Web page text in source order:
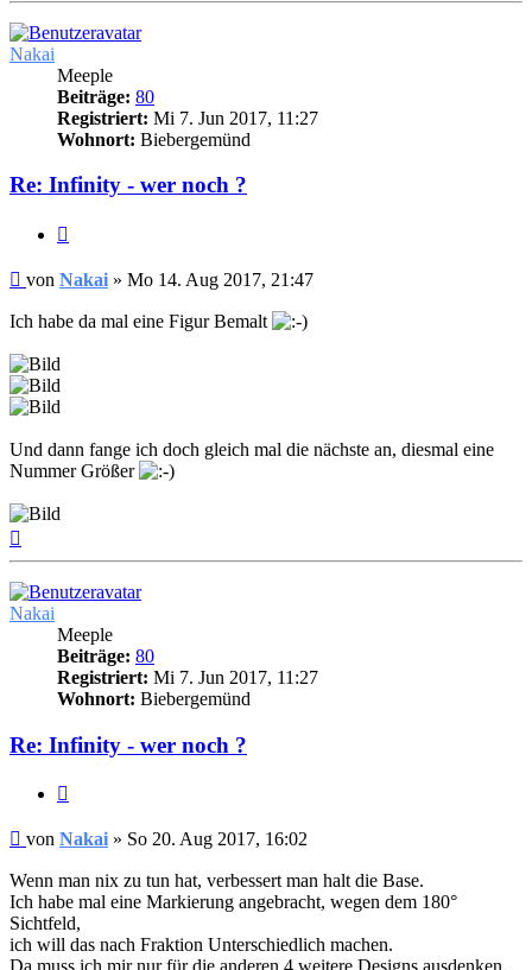
Nakai
Meeple
Beiträge: 80
Registriert: Mi 7. Jun 2017, 11:27
Wohnort: Biebergemünd
Re: Infinity - wer noch ?
Beitrag
von Nakai » Mo 14. Aug 2017, 21:47
Ich habe da mal eine Figur Bemalt
Und dann fange ich doch gleich mal die nächste an, diesmal eine
Nummer Größer
Nakai
Meeple
Beiträge: 80
Registriert: Mi 7. Jun 2017, 11:27
Wohnort: Biebergemünd
Re: Infinity - wer noch ?
Beitrag
von Nakai » So 20. Aug 2017, 16:02
Wenn man nix zu tun hat, verbessert man halt die Base.
Ich habe mal eine Markierung angebracht, wegen dem 180°
Sichtfeld,
ich will das nach Fraktion Unterschiedlich machen.